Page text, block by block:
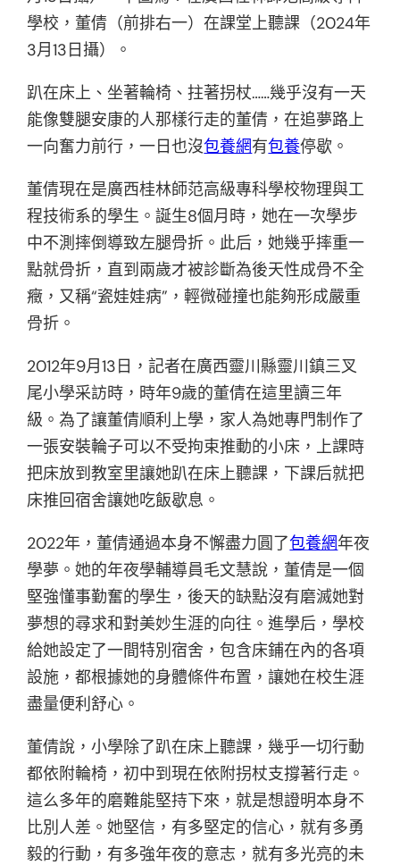
學校，董倩（前排右一）在課堂上聽課（2024年
3月13日攝）。
趴在床上、坐著輪椅、拄著拐杖……幾乎沒有一天
能像雙腿安康的人那樣行走的董倩，在追夢路上
一向奮力前行，一日也沒包養網有包養停歇。
董倩現在是廣西桂林師范高級專科學校物理與工
程技術系的學生。誕生8個月時，她在一次學步
中不測摔倒導致左腿骨折。此后，她幾乎摔重一
點就骨折，直到兩歲才被診斷為後天性成骨不全
癥，又稱“瓷娃娃病”，輕微碰撞也能夠形成嚴重
骨折。
2012年9月13日，記者在廣西靈川縣靈川鎮三叉
尾小學采訪時，時年9歲的董倩在這里讀三年
級。為了讓董倩順利上學，家人為她專門制作了
一張安裝輪子可以不受拘束推動的小床，上課時
把床放到教室里讓她趴在床上聽課，下課后就把
床推回宿舍讓她吃飯歇息。
2022年，董倩通過本身不懈盡力圓了包養網年夜
學夢。她的年夜學輔導員毛文慧說，董倩是一個
堅強懂事勤奮的學生，後天的缺點沒有磨滅她對
夢想的尋求和對美妙生涯的向往。進學后，學校
給她設定了一間特別宿舍，包含床鋪在內的各項
設施，都根據她的身體條件布置，讓她在校生涯
盡量便利舒心。
董倩說，小學除了趴在床上聽課，幾乎一切行動
都依附輪椅，初中到現在依附拐杖支撐著行走。
這么多年的磨難能堅持下來，就是想證明本身不
比別人差。她堅信，有多堅定的信心，就有多勇
毅的行動，有多強年夜的意志，就有多光亮的未